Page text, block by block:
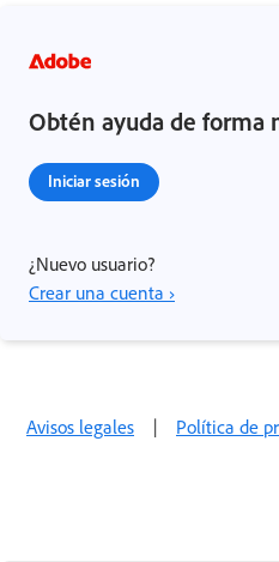
Obtén ayuda de forma
Iniciar sesión
¿Nuevo usuario?
Crear una cuenta ›
Avisos legales | Política de